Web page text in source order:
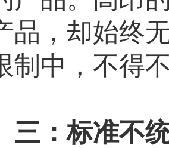
品，却始终
制中，不得
标准不统